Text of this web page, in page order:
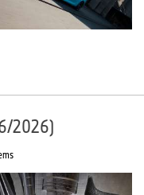
2026)